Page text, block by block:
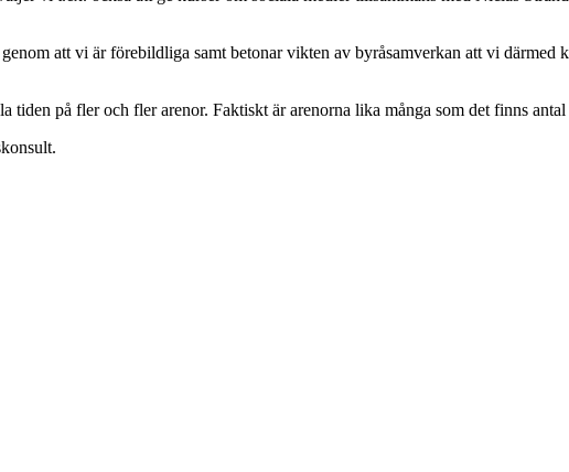
att vi är förebildliga samt betonar vikten av byråsamverkan att vi därmed
på fler och fler arenor. Faktiskt är arenorna lika många som det finns antal